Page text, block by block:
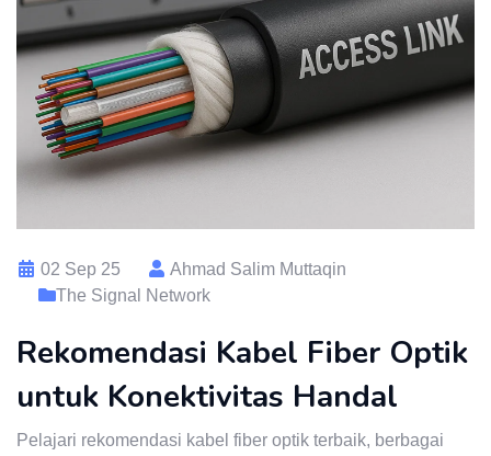
02 Sep 25
Ahmad Salim Muttaqin
The Signal Network
Rekomendasi Kabel Fiber Optik
untuk Konektivitas Handal
Pelajari rekomendasi kabel fiber optik terbaik, berbagai